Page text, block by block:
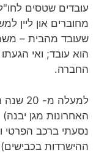
עובדים שטסים
מחוברים און ליין
שעובד מהבית –
הוא עובד; ואי
החברה.
למעלה
נסעתי ברכב
ההישרדות